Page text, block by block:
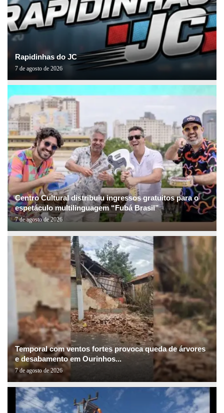
Rapidinhas do JC
7 de agosto de 2026
Centro Cultural distribuiu ingressos gratuitos para o
espetáculo multilinguagem “Fubá Brasil”
7 de agosto de 2026
Temporal com ventos fortes provoca queda de árvores
e desabamento em Ourinhos...
7 de agosto de 2026